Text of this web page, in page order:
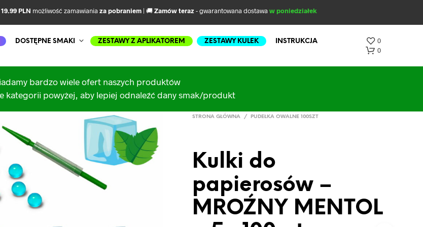
19.99 PLN możliwość zamawiania za pobraniem | 🚚Zamów teraz - gwarantowana dostawa w poniedziałek
DOSTĘPNE SMAKI ZESTAWY Z APLIKATOREM ZESTAWY KULEK
INSTRUKCJA
0
0
bardzo wiele ofert naszych produktów
kategorii powyżej, aby lepiej odnaleźć dany smak/produkt
STRONA GŁÓWNA / PUDEŁKA OWALNE 100SZT
Kulki do
papierosów –
MROŹNY MENTOL